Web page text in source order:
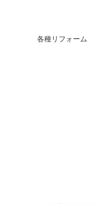
各種リフォーム